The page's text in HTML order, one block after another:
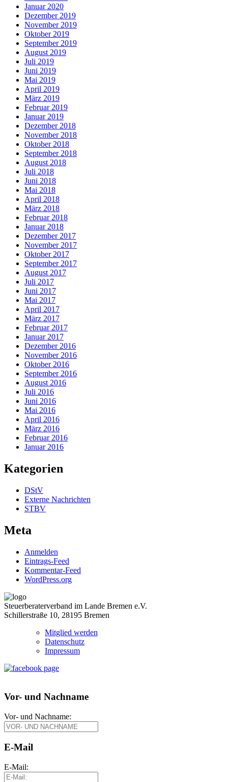
Januar 2020
Dezember 2019
November 2019
Oktober 2019
September 2019
August 2019
Juli 2019
Juni 2019
Mai 2019
April 2019
März 2019
Februar 2019
Januar 2019
Dezember 2018
November 2018
Oktober 2018
September 2018
August 2018
Juli 2018
Juni 2018
Mai 2018
April 2018
März 2018
Februar 2018
Januar 2018
Dezember 2017
November 2017
Oktober 2017
September 2017
August 2017
Juli 2017
Juni 2017
Mai 2017
April 2017
März 2017
Februar 2017
Januar 2017
Dezember 2016
November 2016
Oktober 2016
September 2016
August 2016
Juli 2016
Juni 2016
Mai 2016
April 2016
März 2016
Februar 2016
Januar 2016
Kategorien
DStV
Externe Nachrichten
STBV
Meta
Anmelden
Eintrags-Feed
Kommentar-Feed
WordPress.org
Steuerberaterverband im Lande Bremen e.V.
Schillerstraße 10, 28195 Bremen
Mitglied werden
Datenschutz
Impressum
Vor- und Nachname
Vor- und Nachname:
E-Mail
E-Mail: